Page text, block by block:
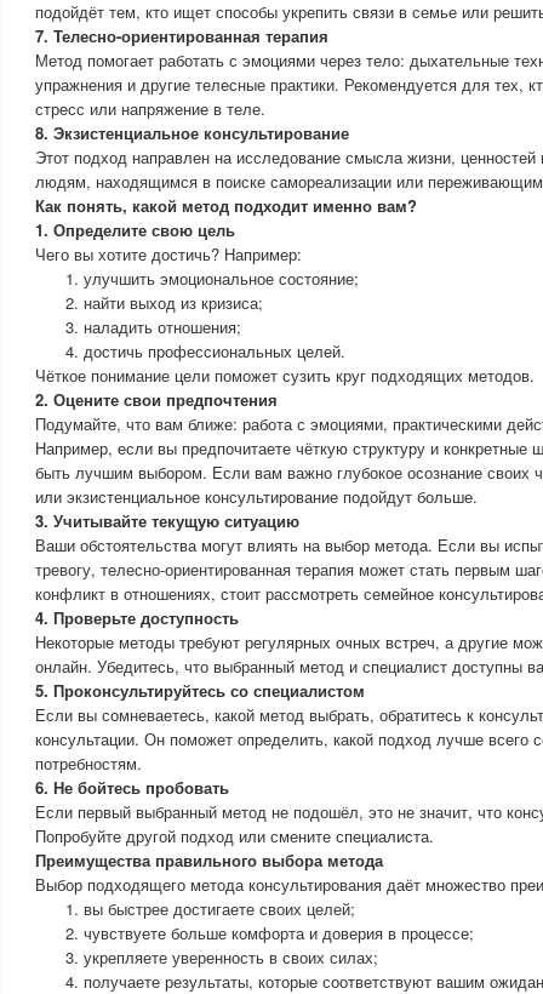
подойдёт тем, кто ищет способы укрепить связи в семье или
7. Телесно-ориентированная терапия
Метод помогает работать с эмоциями через тело: дыхательные
упражнения и другие телесные практики. Рекомендуется для тех,
стресс или напряжение в теле.
8. Экзистенциальное консультирование
Этот подход направлен на исследование смысла жизни,
людям, находящимся в поиске самореализации или переживающим
Как понять, какой метод подходит именно вам?
1. Определите свою цель
Чего вы хотите достичь? Например:
улучшить эмоциональное состояние;
найти выход из кризиса;
наладить отношения;
достичь профессиональных целей.
Чёткое понимание цели поможет сузить круг подходящих методов.
2. Оцените свои предпочтения
Подумайте, что вам ближе: работа с эмоциями, практическими
Например, если вы предпочитаете чёткую структуру и конкретные
быть лучшим выбором. Если вам важно глубокое осознание своих
или экзистенциальное консультирование подойдут больше.
3. Учитывайте текущую ситуацию
Ваши обстоятельства могут влиять на выбор метода. Если вы
тревогу, телесно-ориентированная терапия может стать первым
конфликт в отношениях, стоит рассмотреть семейное
4. Проверьте доступность
Некоторые методы требуют регулярных очных встреч, а другие
онлайн. Убедитесь, что выбранный метод и специалист доступны
5. Проконсультируйтесь со специалистом
Если вы сомневаетесь, какой метод выбрать, обратитесь к
консультации. Он поможет определить, какой подход лучше всего
потребностям.
6. Не бойтесь пробовать
Если первый выбранный метод не подошёл, это не значит, что
Попробуйте другой подход или смените специалиста.
Преимущества правильного выбора метода
Выбор подходящего метода консультирования даёт множество
вы быстрее достигаете своих целей;
чувствуете больше комфорта и доверия в процессе;
укрепляете уверенность в своих силах;
получаете результаты, которые соответствуют вашим